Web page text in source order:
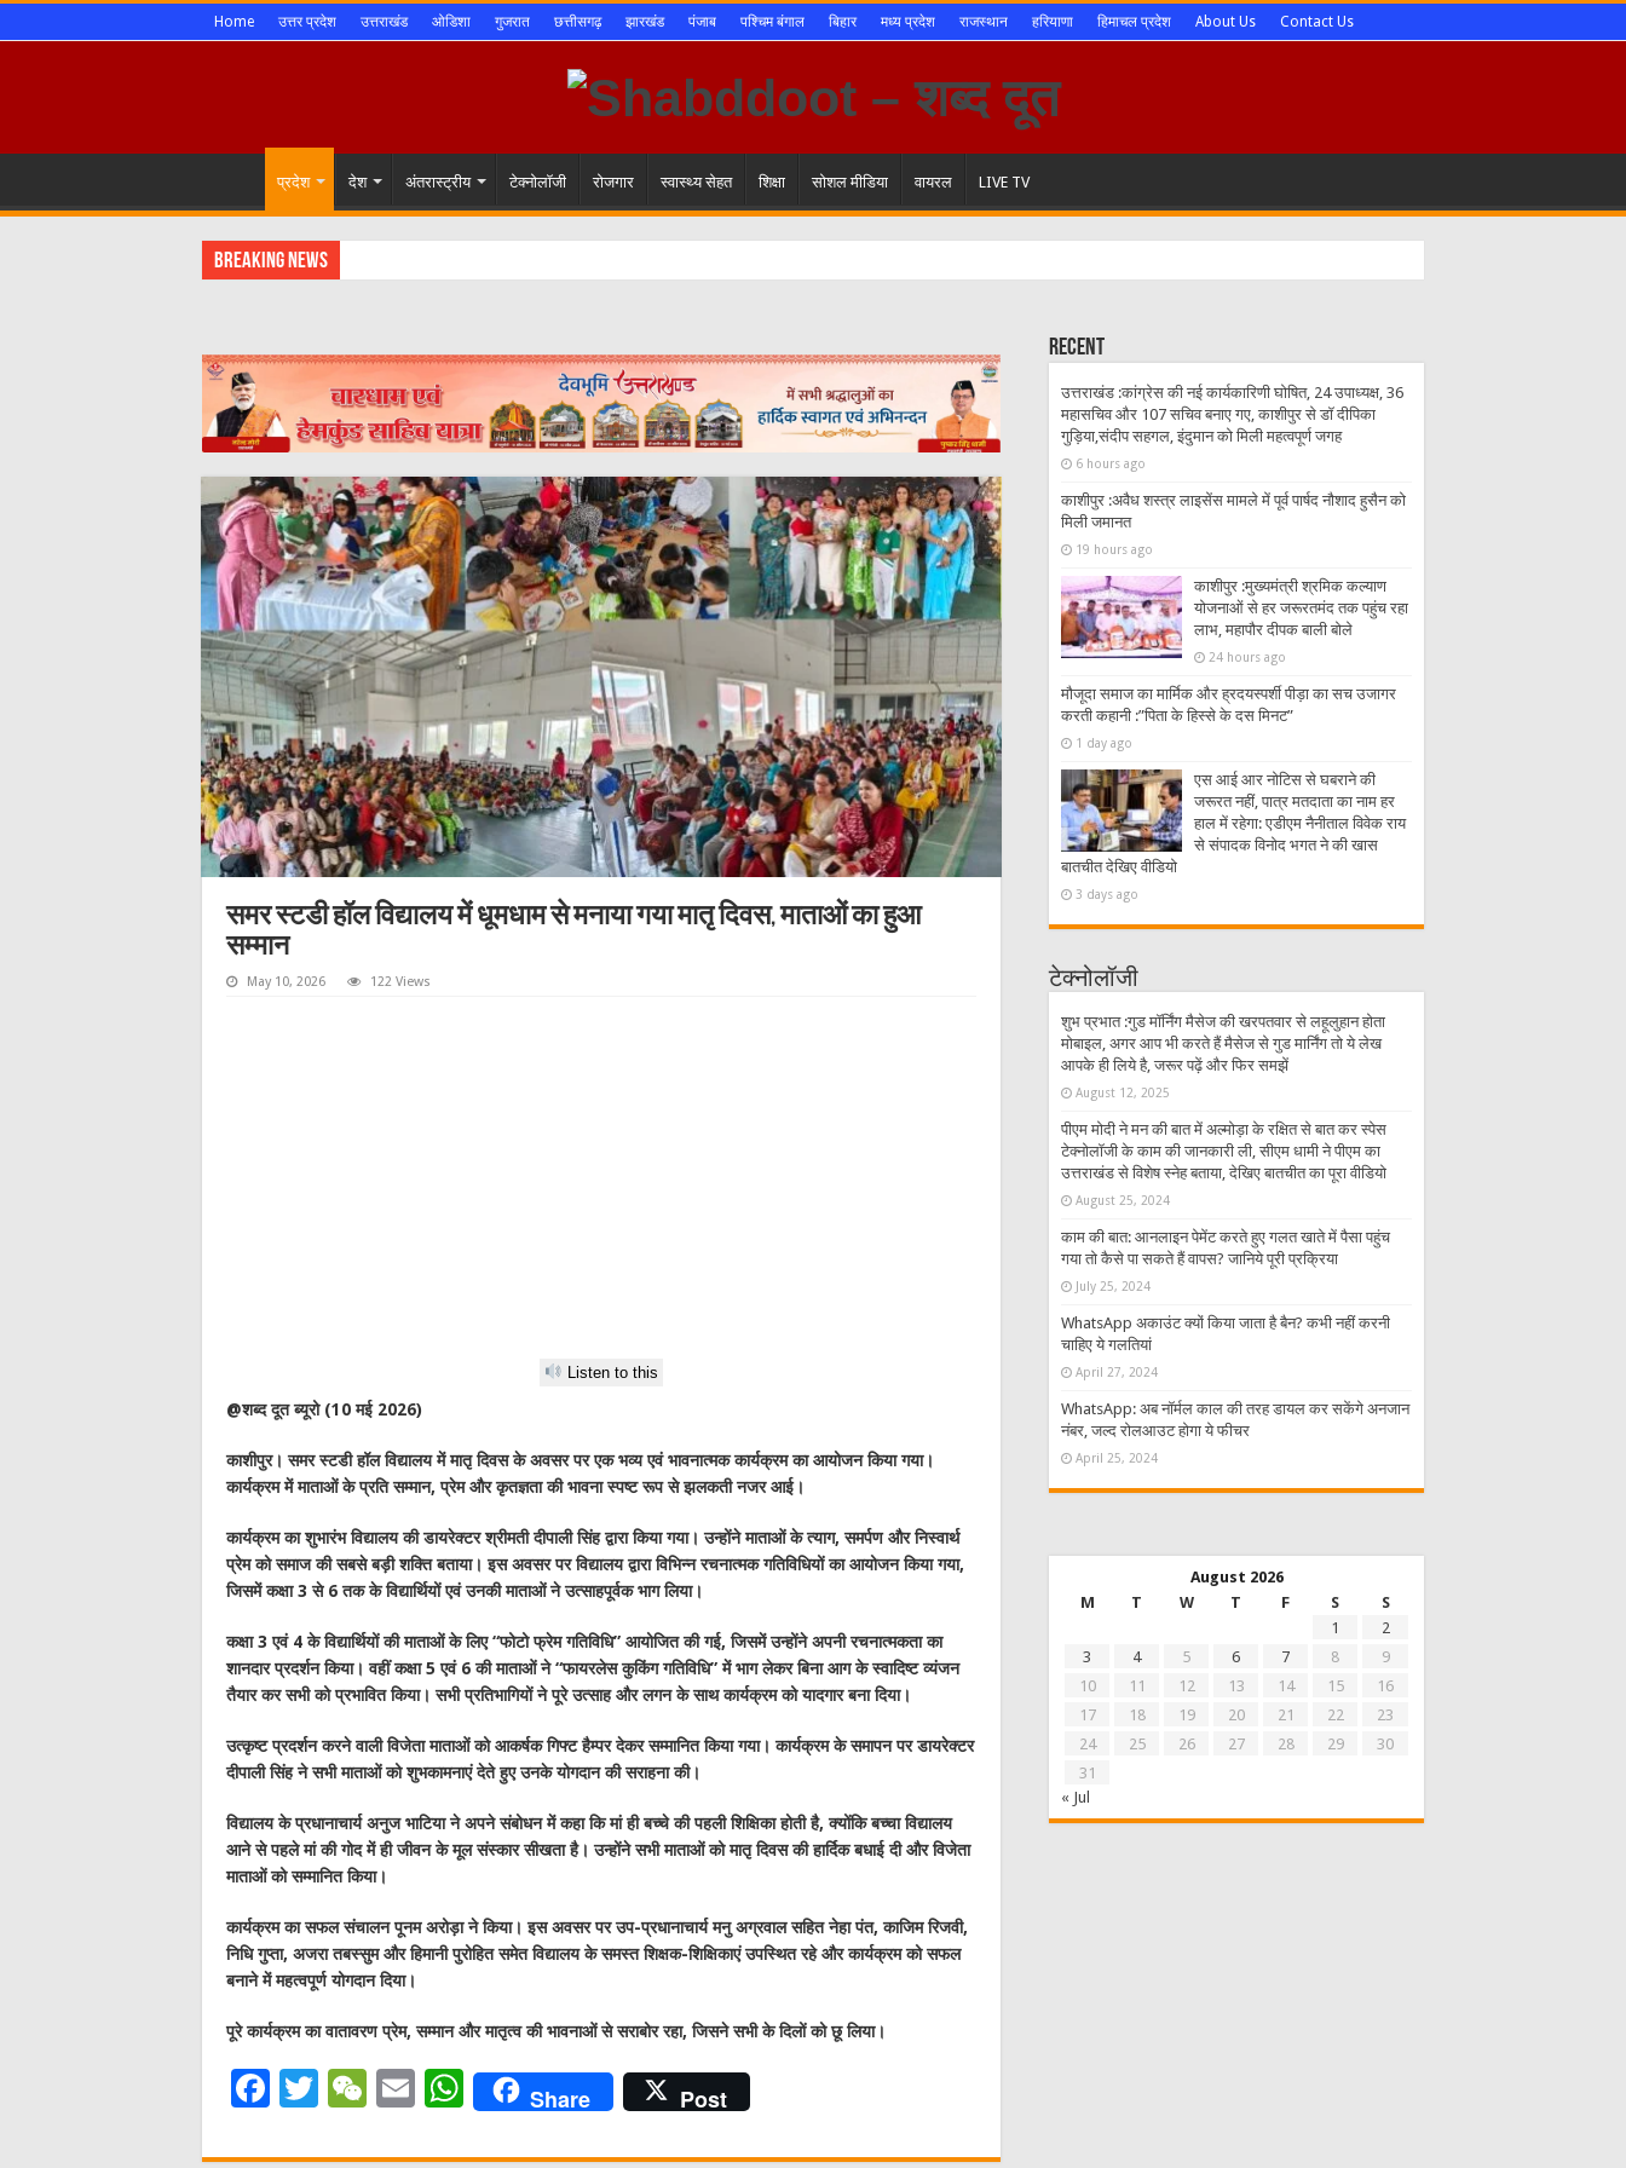
Home उत्तर प्रदेश उत्तराखंड ओडिशा गुजरात छत्तीसगढ़ झारखंड पंजाब पश्चिम बंगाल बिहार मध्य प्रदेश राजस्थान हरियाणा हिमाचल प्रदेश About Us Contact Us
प्रदेश देश अंतरास्ट्रीय टेक्नोलॉजी रोजगार स्वास्थ्य सेहत शिक्षा सोशल मीडिया वायरल LIVE TV
Breaking News
समर स्टडी हॉल विद्यालय में धूमधाम से मनाया गया मातृ दिवस, माताओं का हुआ
सम्मान
May 10, 2026 122 Views
Listen to this
@शब्द दूत ब्यूरो (10 मई 2026)
काशीपुर। समर स्टडी हॉल विद्यालय में मातृ दिवस के अवसर पर एक भव्य एवं भावनात्मक कार्यक्रम का आयोजन किया गया।
कार्यक्रम में माताओं के प्रति सम्मान, प्रेम और कृतज्ञता की भावना स्पष्ट रूप से झलकती नजर आई।
कार्यक्रम का शुभारंभ विद्यालय की डायरेक्टर श्रीमती दीपाली सिंह द्वारा किया गया। उन्होंने माताओं के त्याग, समर्पण और निस्वार्थ
प्रेम को समाज की सबसे बड़ी शक्ति बताया। इस अवसर पर विद्यालय द्वारा विभिन्न रचनात्मक गतिविधियों का आयोजन किया गया,
जिसमें कक्षा 3 से 6 तक के विद्यार्थियों एवं उनकी माताओं ने उत्साहपूर्वक भाग लिया।
कक्षा 3 एवं 4 के विद्यार्थियों की माताओं के लिए “फोटो फ्रेम गतिविधि” आयोजित की गई, जिसमें उन्होंने अपनी रचनात्मकता का
शानदार प्रदर्शन किया। वहीं कक्षा 5 एवं 6 की माताओं ने “फायरलेस कुकिंग गतिविधि” में भाग लेकर बिना आग के स्वादिष्ट व्यंजन
तैयार कर सभी को प्रभावित किया। सभी प्रतिभागियों ने पूरे उत्साह और लगन के साथ कार्यक्रम को यादगार बना दिया।
उत्कृष्ट प्रदर्शन करने वाली विजेता माताओं को आकर्षक गिफ्ट हैम्पर देकर सम्मानित किया गया। कार्यक्रम के समापन पर डायरेक्टर
दीपाली सिंह ने सभी माताओं को शुभकामनाएं देते हुए उनके योगदान की सराहना की।
विद्यालय के प्रधानाचार्य अनुज भाटिया ने अपने संबोधन में कहा कि मां ही बच्चे की पहली शिक्षिका होती है, क्योंकि बच्चा विद्यालय
आने से पहले मां की गोद में ही जीवन के मूल संस्कार सीखता है। उन्होंने सभी माताओं को मातृ दिवस की हार्दिक बधाई दी और विजेता
माताओं को सम्मानित किया।
कार्यक्रम का सफल संचालन पूनम अरोड़ा ने किया। इस अवसर पर उप-प्रधानाचार्य मनु अग्रवाल सहित नेहा पंत, काजिम रिजवी,
निधि गुप्ता, अजरा तबस्सुम और हिमानी पुरोहित समेत विद्यालय के समस्त शिक्षक-शिक्षिकाएं उपस्थित रहे और कार्यक्रम को सफल
बनाने में महत्वपूर्ण योगदान दिया।
पूरे कार्यक्रम का वातावरण प्रेम, सम्मान और मातृत्व की भावनाओं से सराबोर रहा, जिसने सभी के दिलों को छू लिया।
F
T
W E
W
h
Share Post
Recent
उत्तराखंड :कांग्रेस की नई कार्यकारिणी घोषित, 24 उपाध्यक्ष, 36
महासचिव और 107 सचिव बनाए गए, काशीपुर से डॉ दीपिका
गुड़िया,संदीप सहगल, इंदुमान को मिली महत्वपूर्ण जगह
6 hours ago
काशीपुर :अवैध शस्त्र लाइसेंस मामले में पूर्व पार्षद नौशाद हुसैन को
मिली जमानत
19 hours ago
काशीपुर :मुख्यमंत्री श्रमिक कल्याण
योजनाओं से हर जरूरतमंद तक पहुंच रहा
लाभ, महापौर दीपक बाली बोले
24 hours ago
मौजूदा समाज का मार्मिक और ह्रदयस्पर्शी पीड़ा का सच उजागर
करती कहानी :”पिता के हिस्से के दस मिनट”
1 day ago
एस आई आर नोटिस से घबराने की
जरूरत नहीं, पात्र मतदाता का नाम हर
हाल में रहेगा: एडीएम नैनीताल विवेक राय
से संपादक विनोद भगत ने की खास
बातचीत देखिए वीडियो
3 days ago
टेक्नोलॉजी
शुभ प्रभात :गुड मॉर्निंग मैसेज की खरपतवार से लहूलुहान होता
मोबाइल, अगर आप भी करते हैं मैसेज से गुड मार्निंग तो ये लेख
आपके ही लिये है, जरूर पढ़ें और फिर समझें
August 12, 2025
पीएम मोदी ने मन की बात में अल्मोड़ा के रक्षित से बात कर स्पेस
टेक्नोलॉजी के काम की जानकारी ली, सीएम धामी ने पीएम का
उत्तराखंड से विशेष स्नेह बताया, देखिए बातचीत का पूरा वीडियो
August 25, 2024
काम की बात: आनलाइन पेमेंट करते हुए गलत खाते में पैसा पहुंच
गया तो कैसे पा सकते हैं वापस? जानिये पूरी प्रक्रिया
July 25, 2024
WhatsApp अकाउंट क्यों किया जाता है बैन? कभी नहीं करनी
चाहिए ये गलतियां
April 27, 2024
WhatsApp: अब नॉर्मल काल की तरह डायल कर सकेंगे अनजान
नंबर, जल्द रोलआउट होगा ये फीचर
April 25, 2024
August 2026
M
T W T F S
S
1
2
3
4 5 6 7 8
9
10
11 12 13 14 15
16
17
18 19 20 21 22
23
24
25 26 27 28 29
30
31
« Jul